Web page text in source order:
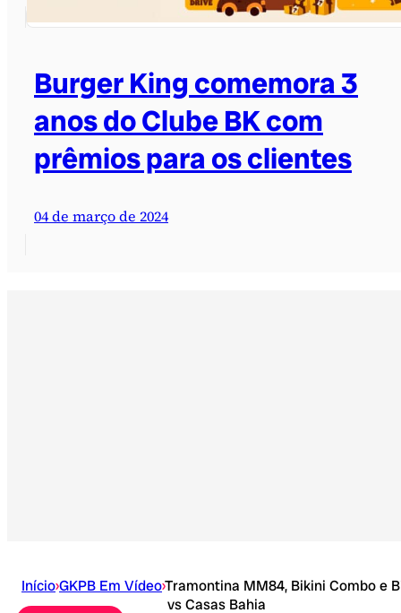
Burger King comemora 3
anos do Clube BK com
prêmios para os clientes
04 de março de 2024
Início›GKPB Em Vídeo›Tramontina MM84, Bikini Combo e
vs Casas Bahia